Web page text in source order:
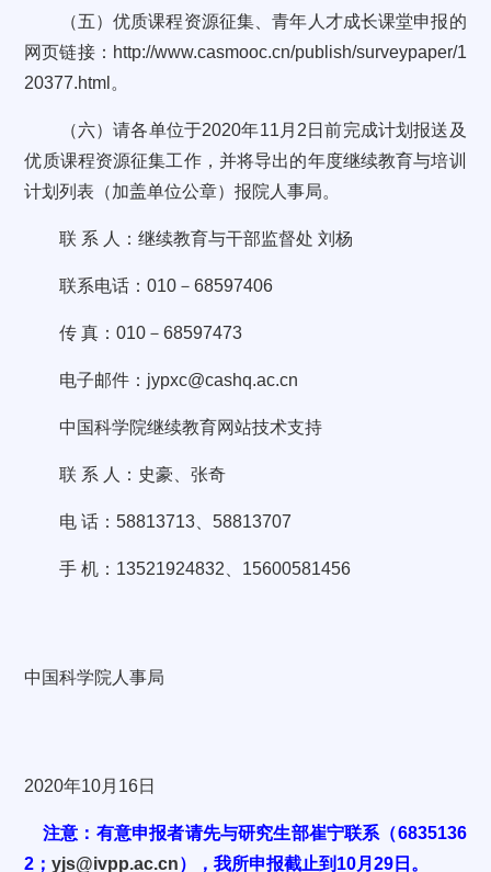
（五）优质课程资源征集、青年人才成长课堂申报的
网页链接：http://www.casmooc.cn/publish/surveypaper/1
20377.html。
（六）请各单位于2020年11月2日前完成计划报送及
优质课程资源征集工作，并将导出的年度继续教育与培训
计划列表（加盖单位公章）报院人事局。
联 系 人：继续教育与干部监督处 刘杨
联系电话：010－68597406
传 真：010－68597473
电子邮件：jypxc@cashq.ac.cn
中国科学院继续教育网站技术支持
联 系 人：史豪、张奇
电 话：58813713、58813707
手 机：13521924832、15600581456
中国科学院人事局
2020年10月16日
注意：有意申报者请先与研究生部崔宁联系（6835136
2；yjs@ivpp.ac.cn），我所申报截止到10月29日。